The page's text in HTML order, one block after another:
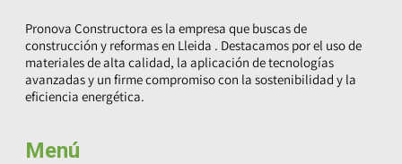
Pronova Constructora es la empresa que buscas de
construcción y reformas en Lleida . Destacamos por el uso de
materiales de alta calidad, la aplicación de tecnologías
avanzadas y un firme compromiso con la sostenibilidad y la
eficiencia energética.
Menú